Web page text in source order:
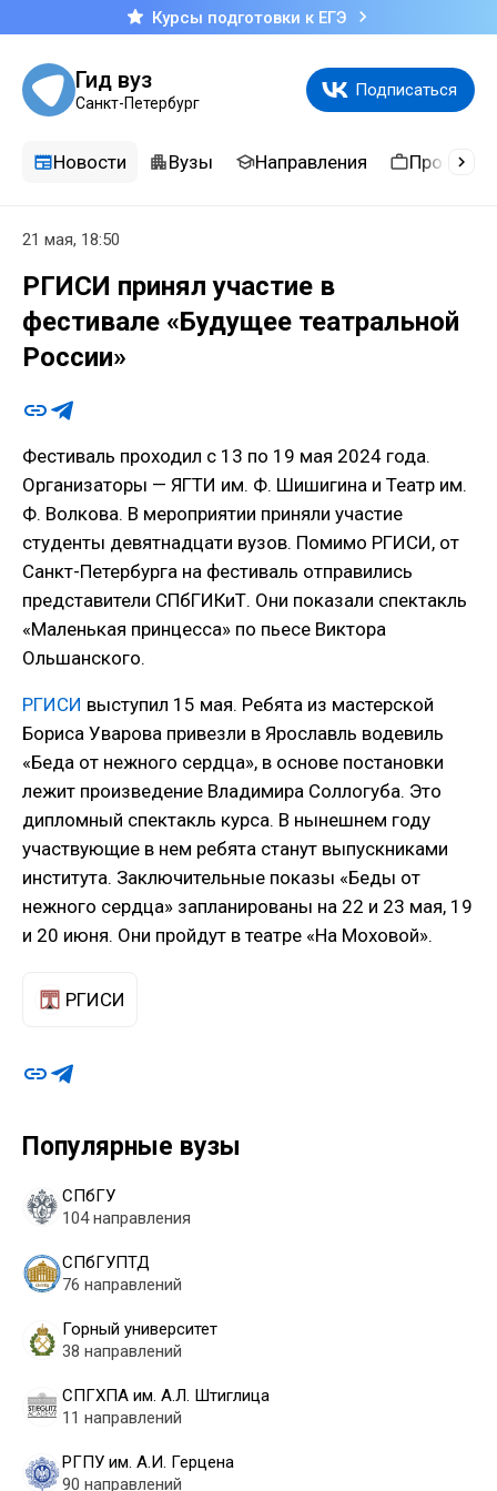
Курсы подготовки к ЕГЭ
Гид вуз
Санкт-Петербург
Подписаться
Новости Вузы Направления
Популярные вузы
СПбГУ
104 направления
СПбГУПТД
76 направлений
Горный университет
38 направлений
СПГХПА им. А.Л. Штиглица
11 направлений
РГПУ им. А.И. Герцена
90 направлений
21 мая, 18:50
РГИСИ принял участие в
фестивале «Будущее театральной
России»
Фестиваль проходил с 13 по 19 мая 2024 года.
Организаторы — ЯГТИ им. Ф. Шишигина и Театр им.
Ф. Волкова. В мероприятии приняли участие
студенты девятнадцати вузов. Помимо РГИСИ, от
Санкт-Петербурга на фестиваль отправились
представители СПбГИКиТ. Они показали спектакль
«Маленькая принцесса» по пьесе Виктора
Ольшанского.
РГИСИ выступил 15 мая. Ребята из мастерской
Бориса Уварова привезли в Ярославль водевиль
«Беда от нежного сердца», в основе постановки
лежит произведение Владимира Соллогуба. Это
дипломный спектакль курса. В нынешнем году
участвующие в нем ребята станут выпускниками
института. Заключительные показы «Беды от
нежного сердца» запланированы на 22 и 23 мая, 19
и 20 июня. Они пройдут в театре «На Моховой».
РГИСИ